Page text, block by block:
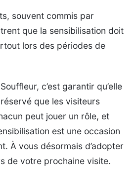
souvent commis par
que la sensibilisation doit
lors des périodes de
c’est garantir qu’elle
que les visiteurs
peut jouer un rôle, et
est une occasion
À vous désormais d’adopter
de votre prochaine visite.